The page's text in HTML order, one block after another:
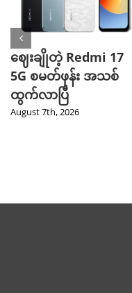
ဈေးချိုတဲ့ Redmi 17
5G စမတ်ဖုန်း အသစ်
ထွက်လာပြီ
August 7th, 2026